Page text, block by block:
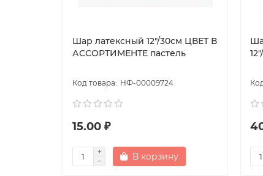
Шар латексный 12"/30см ЦВЕТ В
АССОРТИМЕНТЕ пастель
НФ-00009724
15.00 ₽
В корзину